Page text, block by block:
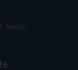
Trento